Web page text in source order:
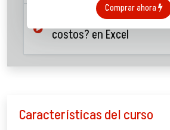
5. ¿Cómo reducir gastos y
costos? en Excel
Comprar ahora
Características del curso